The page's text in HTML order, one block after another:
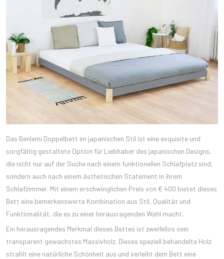
Das Benlemi Doppelbett im japanischen Stil ist eine exquisite und
sorgfältig gestaltete Option für Liebhaber des japanischen Designs,
die nicht nur auf der Suche nach einem funktionellen Schlafplatz sind,
sondern auch nach einem ästhetischen Statement in ihrem
Schlafzimmer. Mit einem erschwinglichen Preis von € 400 bietet dieses
Bett eine bemerkenswerte Kombination aus Stil, Qualität und
Funktionalität, die es zu einer herausragenden Wahl macht.
Ein herausragendes Merkmal dieses Bettes ist zweifellos sein
transparent gewachstes Massivholz. Dieses speziell behandelte Holz
strahlt eine natürliche Schönheit aus und verleiht dem Bett eine